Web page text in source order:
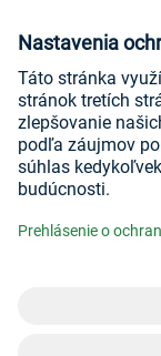
Tiráž
Všeobecné
Prehlásenie o